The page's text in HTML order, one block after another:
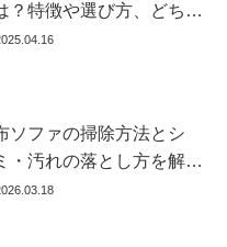
？特徴や選び方、どちら
良いかを徹底解説【おす
ソファの掃除方法とシ
・汚れの落とし方を解説
自分でできる】